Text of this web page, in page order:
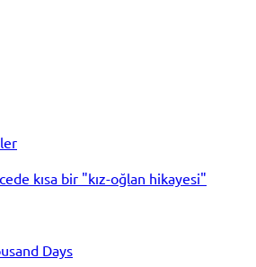
kısa bir "kız-oğlan hikayesi"
Days